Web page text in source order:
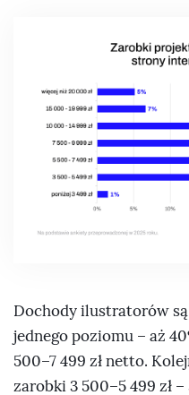
Dochody ilustratorów
jednego poziomu – aż
500–7 499 zł netto.
zarobki 3 500–5 499 zł